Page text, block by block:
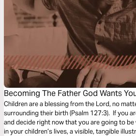
Becoming The Father God Wants
Children are a blessing from the Lord, no
surrounding their birth (Psalm 127:3). If you
and decide right now that you are going to
in your children’s lives, a visible, tangible